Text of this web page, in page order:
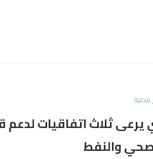
محلية
ثلاث اتفاقيات لدعم
والنفط